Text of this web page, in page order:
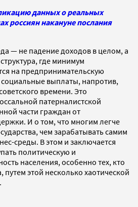
данных о реальных
россиян накануне послания
— не падение доходов в целом, а
где минимум
на предпринимательскую
социальные выплаты, напротив,
времени. Это
патерналистской
части граждан от
И о том, что многим легче
чем зарабатывать самим
среды. В этом и заключается
политическую и
населения, особенно тех, кто
путем этой несколько хаотической